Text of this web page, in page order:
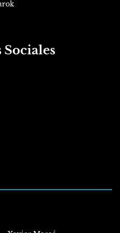
Sociales